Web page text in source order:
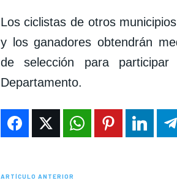
Los ciclistas de otros
y los ganadores obtendrán
de selección para
Departamento.
ARTÍCULO ANTERIOR